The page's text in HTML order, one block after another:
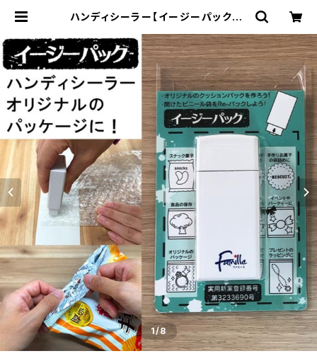
ハンディシーラー【イージーパック】 |
V放送でご好評の商品も販売中！ by
プロビジョン
1/8